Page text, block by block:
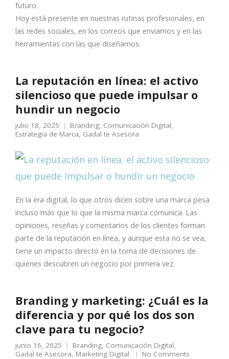
futuro.
Hoy está presente en nuestras rutinas profesionales, en
las redes sociales, en los correos que enviamos y en las
herramientas con las que diseñamos.
La reputación en línea: el activo
silencioso que puede impulsar o
hundir un negocio
julio 18, 2025 Branding, Comunicación Digital,
Estrategia de Marca, Gadal te Asesora
En la era digital, lo que otros dicen sobre una marca pesa
incluso más que lo que la misma marca comunica. Las
opiniones, reseñas y comentarios de los clientes forman
parte de la reputación en línea, y aunque esta no se vea,
tiene un impacto directo en la toma de decisiones de
quienes descubren un negocio por primera vez.
Branding y marketing: ¿Cuál es la
diferencia y por qué los dos son
clave para tu negocio?
junio 16, 2025 Branding, Comunicación Digital,
Gadal te Asesora, Marketing Digital No Comments